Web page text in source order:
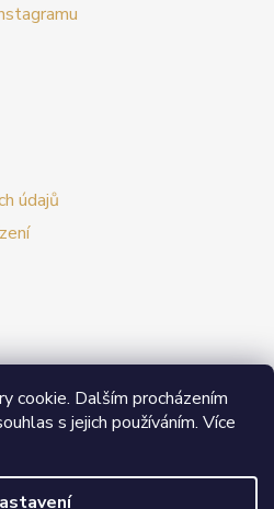
cookie. Dalším procházením
s jejich používáním. Více
údajů
Smart vypínače
spolupráci nás